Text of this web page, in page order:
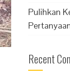
Pulihkan
Recent